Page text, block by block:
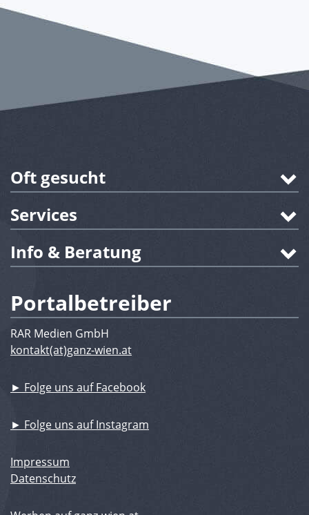
Oft gesucht
Services
Info & Beratung
Portalbetreiber
RAR Medien GmbH
kontakt(at)ganz-wien.at
► Folge uns auf Facebook
► Folge uns auf Instagram
Impressum
Datenschutz